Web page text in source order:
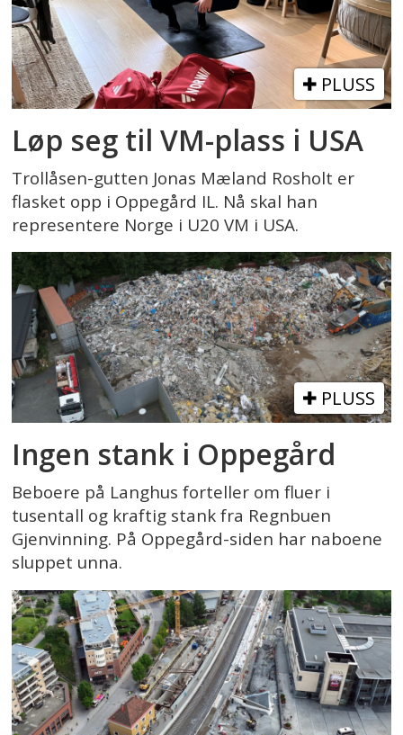
PLUSS
Løp seg til VM-plass i USA
Trollåsen-gutten Jonas Mæland Rosholt er
flasket opp i Oppegård IL. Nå skal han
representere Norge i U20 VM i USA.
PLUSS
Ingen stank i Oppegård
Beboere på Langhus forteller om fluer i
tusentall og kraftig stank fra Regnbuen
Gjenvinning. På Oppegård-siden har naboene
sluppet unna.